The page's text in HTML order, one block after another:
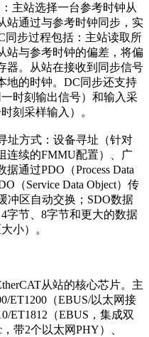
主站选择一台参考时钟从
站通过与参考时钟同步，实
同步过程包括：主站读取所
站与参考时钟的偏差，将偏
器。从站在接收到同步信号
地的时钟。DC同步还支持
时刻输出信号）和输入采
刻采样输入）。
址方式：设备寻址（针对
连续的FMMU配置）、广
通过PDO（Process Data
（Service Data Object）传
冲区自动交换；SDO数据
字节、8字节和更大的数据
小）。
从站的核心芯片。主
ET1200（EBUS/以太网接
ET1812（EBUS，集成双
带2个以太网PHY）、